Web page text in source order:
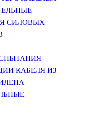
СИЛОВЫХ
КАБЕЛЯ ИЗ